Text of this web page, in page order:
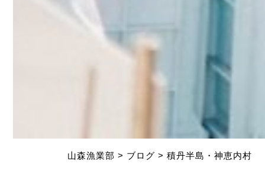
山森漁業部 > ブログ > 積丹半島・神恵内村